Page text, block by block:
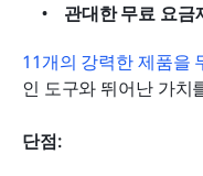
관대한 무료 요금
11개의 강력한 제품을
인 도구와 뛰어난 가치
단점: